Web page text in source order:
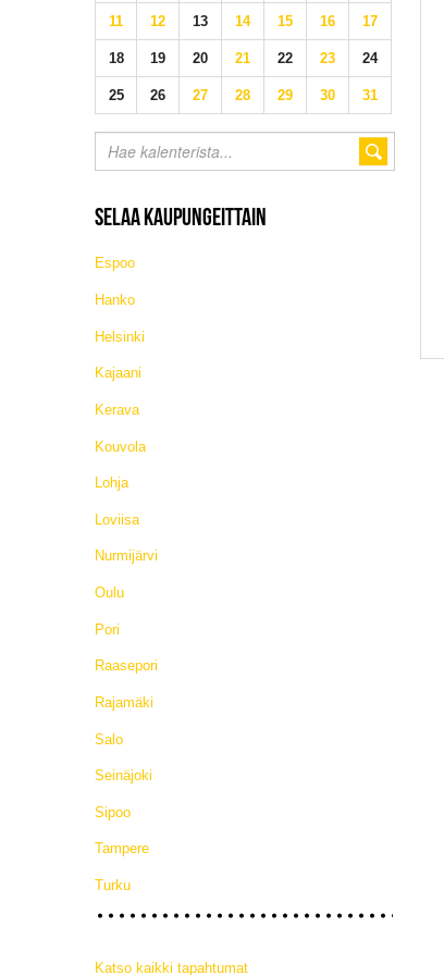
11 12 13 14 15 16 17
18 19 20 21 22 23 24
25 26 27 28 29 30 31
SELAA KAUPUNGEITTAIN
Espoo
Hanko
Helsinki
Kajaani
Kerava
Kouvola
Lohja
Loviisa
Nurmijärvi
Oulu
Pori
Raasepori
Rajamäki
Salo
Seinäjoki
Sipoo
Tampere
Turku
Katso kaikki tapahtumat